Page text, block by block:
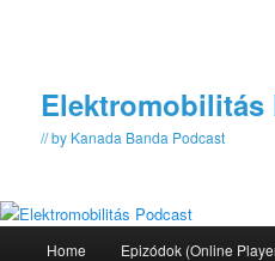
Elektromobilitás
// by Kanada Banda Podcast
Home Epizódok (Online